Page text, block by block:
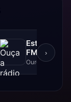
Estrada
FM - 102.5
Ouro Branco,
›